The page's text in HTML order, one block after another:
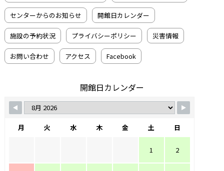
センターからのお知らせ 開館日カレンダー
施設の予約状況 プライバシーポリシー 災害情報
お問い合わせ アクセス Facebook
開館日カレンダー
月 火 水 木 金 土 日
1 2